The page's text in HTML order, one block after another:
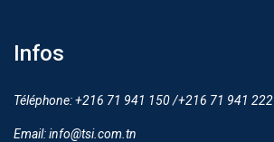
Infos
Téléphone: +216 71 941 150 /+216 71 941 222
Email: info@tsi.com.tn